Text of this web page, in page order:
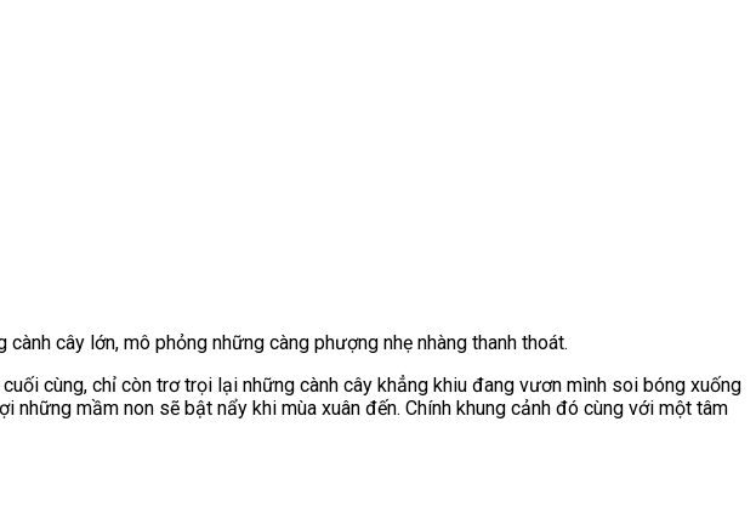
cây lớn, mô phỏng những càng phượng nhẹ nhàng thanh thoát.
cùng, chỉ còn trơ trọi lại những cành cây khẳng khiu đang vươn mình soi bóng xuống
mầm non sẽ bật nẩy khi mùa xuân đến. Chính khung cảnh đó cùng với một tâm